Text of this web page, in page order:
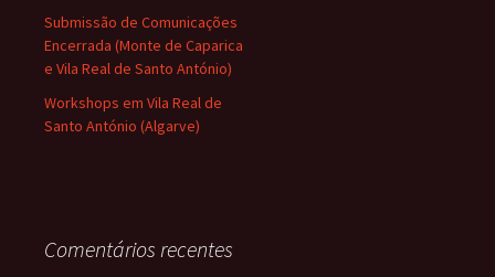
Submissão de Comunicações
Encerrada (Monte de Caparica
e Vila Real de Santo António)
Workshops em Vila Real de
Santo António (Algarve)
Comentários recentes